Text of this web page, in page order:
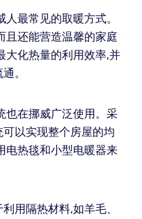
最常见的取暖方式。
且还能营造温馨的家庭
大化热量的利用效率,并
。
也在挪威广泛使用。采
以实现整个房屋的均
电热毯和小型电暖器来
用隔热材料,如羊毛、